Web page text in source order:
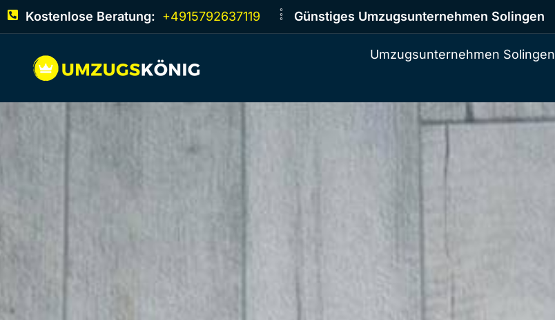
Kostenlose Beratung: +4915792637119 Günstiges Umzugsunternehmen Solingen
Umzugsunternehmen Solingen